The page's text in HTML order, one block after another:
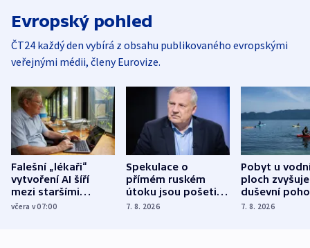
Evropský pohled
ČT24 každý den vybírá z obsahu publikovaného evropskými
veřejnými médii, členy Eurovize.
Falešní „lékaři“
vytvoření AI šíří
mezi staršími
Poláky nebezpečné
včera v 07:00
Spekulace o
přímém ruském
útoku jsou pošetilé,
míní estonský
7. 8. 2026
Pobyt u
ploch zvyšuje
duševní
ukázala
7. 8. 2026